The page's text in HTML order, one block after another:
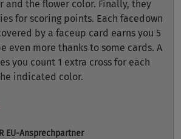
and the flower color. Finally, they
for scoring points. Each facedown
by a faceup card earns you 5
even more thanks to some cards. A
you count 1 extra cross for each
indicated color.
EU-Ansprechpartner